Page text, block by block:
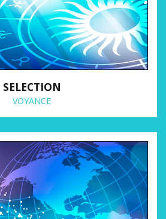
SELECTION
VOYANCE